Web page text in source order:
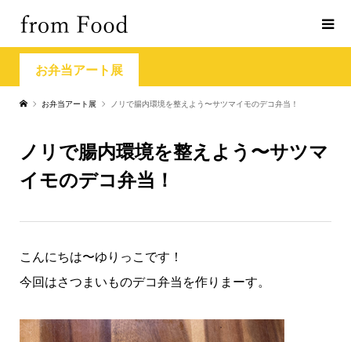
お弁当アート展
お弁当アート展 ノリで腸内環境を整えよう〜サツマイモのデコ弁当！
ノリで腸内環境を整えよう〜サツマ
イモのデコ弁当！
こんにちは〜ゆりっこです！
今回はさつまいものデコ弁当を作りまーす。